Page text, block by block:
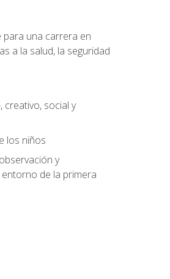
una carrera en
a la salud, la seguridad
creativo, social y
los niños
y
de la primera